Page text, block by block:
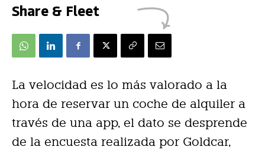
Share & Fleet
La velocidad es lo más valorado a la
hora de reservar un coche de alquiler a
través de una app, el dato se desprende
de la encuesta realizada por Goldcar,